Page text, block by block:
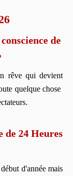
de
rêve qui devient
quelque chose
de 24 Heures
d'année mais